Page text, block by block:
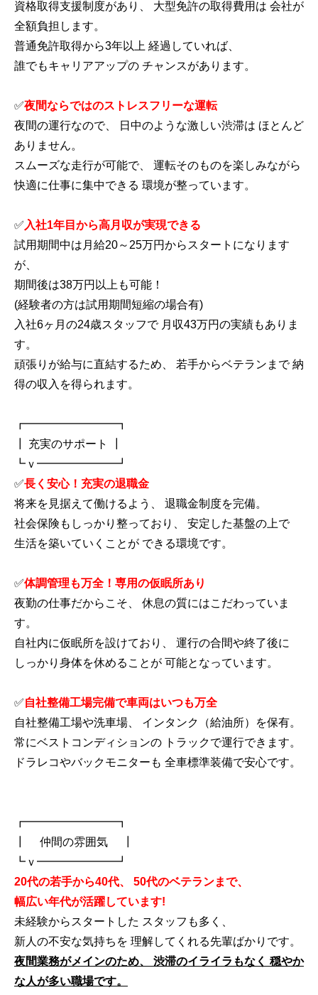
資格取得支援制度があり、 大型免許の取得費用は 会社が
全額負担します。
普通免許取得から3年以上 経過していれば、
誰でもキャリアアップの チャンスがあります。
✅夜間ならではのストレスフリーな運転
夜間の運行なので、 日中のような激しい渋滞は ほとんど
ありません。
スムーズな走行が可能で、 運転そのものを楽しみながら
快適に仕事に集中できる 環境が整っています。
✅ 入社1年目から高月収が実現できる
試用期間中は月給20～25万円からスタートになります
が、
期間後は38万円以上も可能！
(経験者の方は試用期間短縮の場合有)
入社6ヶ月の24歳スタッフで 月収43万円の実績もありま
す。
頑張りが給与に直結するため、 若手からベテランまで 納
得の収入を得られます。
┏━━━━━━━━┓
┃ 充実のサポート ┃
┗ｖ━━━━━━━┛
✅長く安心！充実の退職金
将来を見据えて働けるよう、 退職金制度を完備。
社会保険もしっかり整っており、 安定した基盤の上で
生活を築いていくことが できる環境です。
✅体調管理も万全！専用の仮眠所あり
夜勤の仕事だからこそ、 休息の質にはこだわっていま
す。
自社内に仮眠所を設けており、 運行の合間や終了後に
しっかり身体を休めることが 可能となっています。
✅自社整備工場完備で車両はいつも万全
自社整備工場や洗車場、 インタンク（給油所）を保有。
常にベストコンディションの トラックで運行できます。
ドラレコやバックモニターも 全車標準装備で安心です。
┏━━━━━━━━┓
┃ 仲間の雰囲気 ┃
┗ｖ━━━━━━━┛
20代の若手から40代、 50代のベテランまで、
幅広い年代が活躍しています!
未経験からスタートした スタッフも多く、
新人の不安な気持ちを 理解してくれる先輩ばかりです。
夜間業務がメインのため、 渋滞のイライラもなく 穏やか
な人が多い職場です。